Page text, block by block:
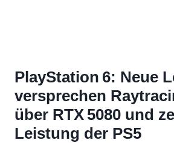
PlayStation 6: Neue
versprechen
über RTX 5080 und
Leistung der PS5